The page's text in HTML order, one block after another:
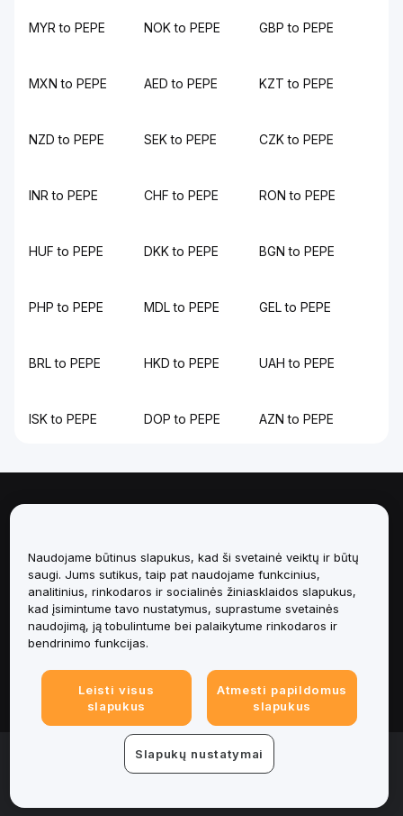
MYR to PEPE NOK to PEPE GBP to PEPE
MXN to PEPE AED to PEPE KZT to PEPE
NZD to PEPE SEK to PEPE CZK to PEPE
INR to PEPE CHF to PEPE RON to PEPE
HUF to PEPE DKK to PEPE BGN to PEPE
PHP to PEPE MDL to PEPE GEL to PEPE
BRL to PEPE HKD to PEPE UAH to PEPE
ISK to PEPE DOP to PEPE AZN to PEPE
Paslaugos
Pagalba
Produktai
Teisinė informacija
© 2025-2026 Bybit.eu. Visos teisės saugomos.
Naudojame būtinus slapukus, kad ši svetainė veiktų ir būtų
saugi. Jums sutikus, taip pat naudojame funkcinius,
analitinius, rinkodaros ir socialinės žiniasklaidos slapukus,
kad įsimintume tavo nustatymus, suprastume svetainės
naudojimą, ją tobulintume bei palaikytume rinkodaros ir
bendrinimo funkcijas.
Leisti visus
slapukus
Atmesti papildomus
slapukus
Slapukų nustatymai